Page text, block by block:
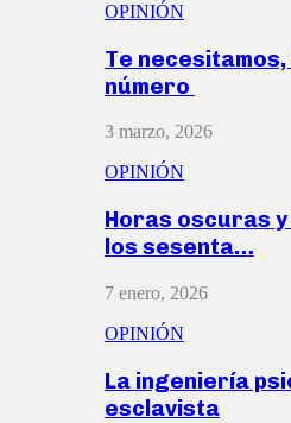
OPINIÓN
Te
número
3 marzo, 2026
OPINIÓN
Horas oscuras
los sesenta…
7 enero, 2026
OPINIÓN
La ingeniería
esclavista